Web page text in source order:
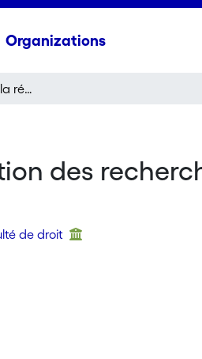
Organizations
De l'éthique au droit: la réglementation des recherches sur l'être humain dans l'ordre juridique suisse
des
de droit